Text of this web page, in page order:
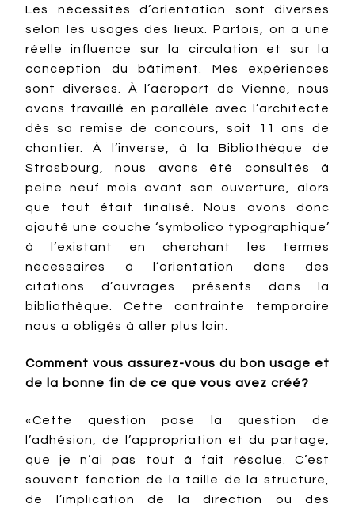
Les nécessités d’orientation sont diverses
selon les usages des lieux. Parfois, on a une
réelle influence sur la circulation et sur la
conception du bâtiment. Mes expériences
sont diverses. À l’aéroport de Vienne, nous
avons travaillé en parallèle avec l’architecte
dès sa remise de concours, soit 11 ans de
chantier. À l’inverse, à la Bibliothèque de
Strasbourg, nous avons été consultés à
peine neuf mois avant son ouverture, alors
que tout était finalisé. Nous avons donc
ajouté une couche ‘symbolico typographique’
à l’existant en cherchant les termes
nécessaires à l’orientation dans des
citations d’ouvrages présents dans la
bibliothèque. Cette contrainte temporaire
nous a obligés à aller plus loin.
Comment vous assurez-vous du bon usage et
de la bonne fin de ce que vous avez créé?
«Cette question pose la question de
l’adhésion, de l’appropriation et du partage,
que je n’ai pas tout à fait résolue. C’est
souvent fonction de la taille de la structure,
de l’implication de la direction ou des